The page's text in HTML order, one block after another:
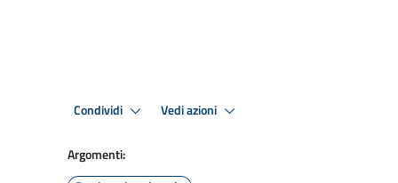
Condividi Vedi azioni
Argomenti: